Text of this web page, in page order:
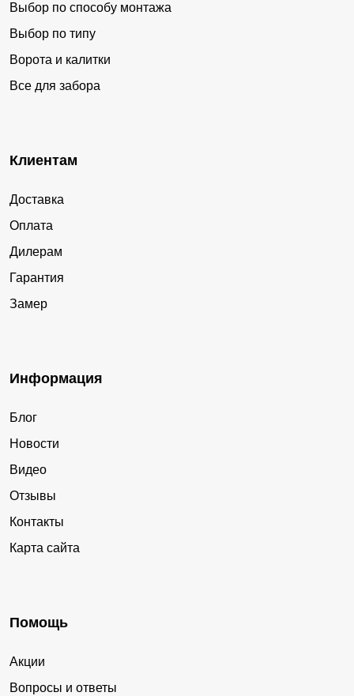
Джейрах
Выбор по способу монтажа
Выбор по типу
Ворота и калитки
Все для забора
Клиентам
Доставка
Оплата
Дилерам
Гарантия
Замер
Информация
Блог
Новости
Видео
Отзывы
Контакты
Карта сайта
Помощь
Акции
Вопросы и ответы